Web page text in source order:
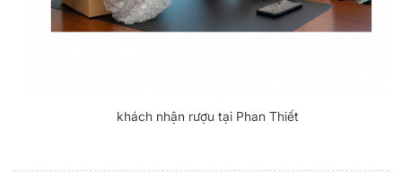
khách nhận rượu tại Phan Thiết